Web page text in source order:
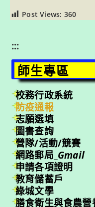
Post Views: 360
:::
師生專區
校務行政系統
防疫通報
志願選填
圖書查詢
營隊/活動/競賽
網路郵局_ Gmail
申請各項證明
教育儲蓄戶
綠城文學
膳食衛生與食農營